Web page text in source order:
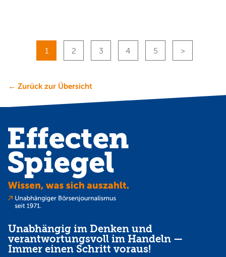
1 2 3 4 5
← Zurück zur Übersicht
Unabhängig im Denken und
verantwortungsvoll im Handeln —
Immer einen Schritt voraus!